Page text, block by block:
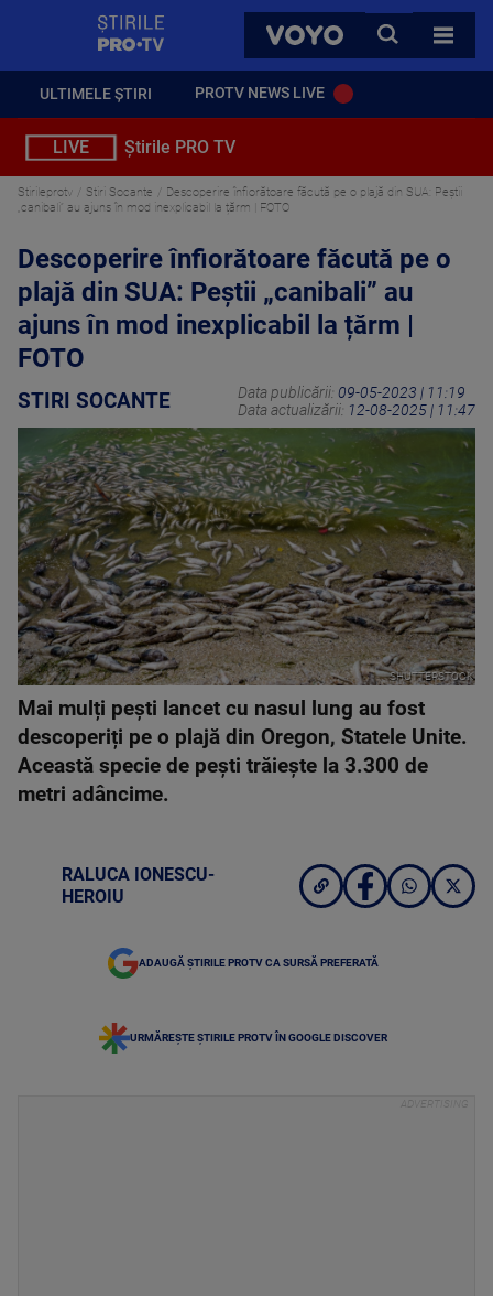
VOYO
CAUTA
TOATE
ULTIMELE ȘTIRI PROTV NEWS LIVE
LIVE Știrile PRO TV
Stirileprotv Stiri Socante
Descoperire înfiorătoare făcută pe o plajă din SUA: Peștii
„canibali” au ajuns în mod inexplicabil la țărm | FOTO
Descoperire înfiorătoare făcută pe o
plajă din SUA: Peștii „canibali” au
ajuns în mod inexplicabil la țărm |
FOTO
STIRI SOCANTE Data publicării: 09-05-2023 | 11:19
Data actualizării: 12-08-2025 | 11:47
SHUTTERSTOCK
Mai mulți pești lancet cu nasul lung au fost
descoperiți pe o plajă din Oregon, Statele Unite.
Această specie de pești trăiește la 3.300 de
metri adâncime.
RALUCA IONESCU-
HEROIU
ADAUGĂ ȘTIRILE PROTV CA SURSĂ PREFERATĂ
URMĂREȘTE ȘTIRILE PROTV ÎN GOOGLE DISCOVER